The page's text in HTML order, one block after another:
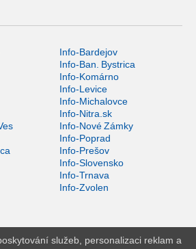
Info-Bardejov
Info-Ban. Bystrica
Info-Komárno
Info-Levice
Info-Michalovce
Info-Nitra.sk
Info-Nové Zámky
Info-Poprad
Info-Prešov
Info-Slovensko
Info-Trnava
Info-Zvolen
služeb, personalizaci reklam a